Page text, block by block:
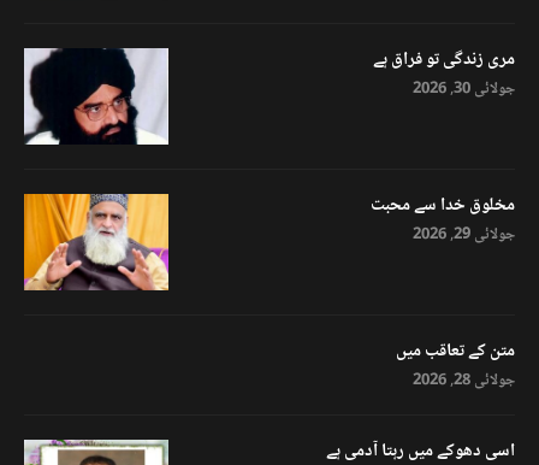
مری زندگی تو فراق ہے
جولائی 30, 2026
مخلوق خدا سے محبت
جولائی 29, 2026
متن کے تعاقب میں
جولائی 28, 2026
اسی دھوکے میں رہتا آدمی ہے